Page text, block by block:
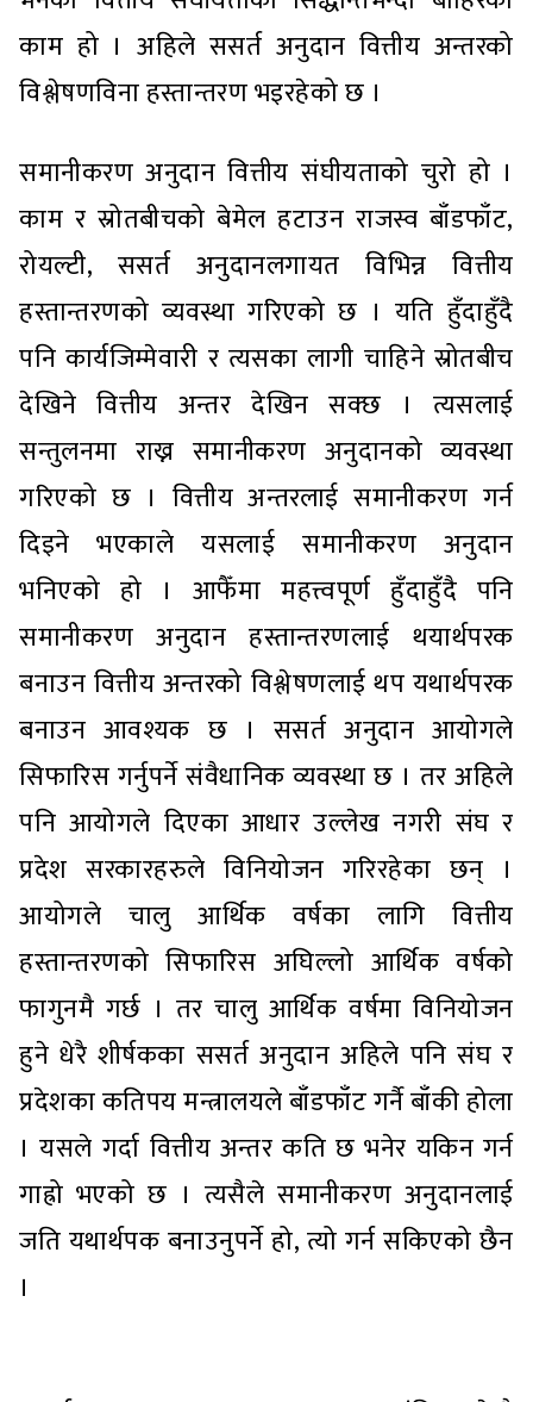
काम हो । अहिले ससर्त अनुदान वित्तीय अन्तरको
विश्लेषणविना हस्तान्तरण भइरहेको छ ।
समानीकरण अनुदान वित्तीय संघीयताको चुरो हो ।
काम र स्रोतबीचको बेमेल हटाउन राजस्व बाँडफाँट,
रोयल्टी, ससर्त अनुदानलगायत विभिन्न वित्तीय
हस्तान्तरणको व्यवस्था गरिएको छ । यति हुँदाहुँदै
पनि कार्यजिम्मेवारी र त्यसका लागी चाहिने स्रोतबीच
देखिने वित्तीय अन्तर देखिन सक्छ । त्यसलाई
सन्तुलनमा राख्न समानीकरण अनुदानको व्यवस्था
गरिएको छ । वित्तीय अन्तरलाई समानीकरण गर्न
दिइने भएकाले यसलाई समानीकरण अनुदान
भनिएको हो । आफैँमा महत्त्वपूर्ण हुँदाहुँदै पनि
समानीकरण अनुदान हस्तान्तरणलाई थयार्थपरक
बनाउन वित्तीय अन्तरको विश्लेषणलाई थप यथार्थपरक
बनाउन आवश्यक छ । ससर्त अनुदान आयोगले
सिफारिस गर्नुपर्ने संवैधानिक व्यवस्था छ । तर अहिले
पनि आयोगले दिएका आधार उल्लेख नगरी संघ र
प्रदेश सरकारहरुले विनियोजन गरिरहेका छन् ।
आयोगले चालु आर्थिक वर्षका लागि वित्तीय
हस्तान्तरणको सिफारिस अघिल्लो आर्थिक वर्षको
फागुनमै गर्छ । तर चालु आर्थिक वर्षमा विनियोजन
हुने धेरै शीर्षकका ससर्त अनुदान अहिले पनि संघ र
प्रदेशका कतिपय मन्त्रालयले बाँडफाँट गर्नै बाँकी होला
। यसले गर्दा वित्तीय अन्तर कति छ भनेर यकिन गर्न
गाह्रो भएको छ । त्यसैले समानीकरण अनुदानलाई
जति यथार्थपक बनाउनुपर्ने हो, त्यो गर्न सकिएको छैन
।